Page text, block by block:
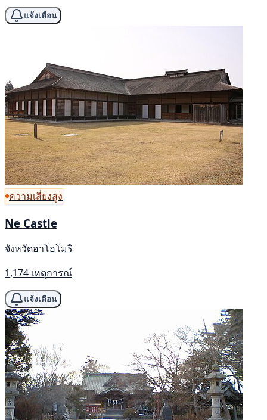
แจ้งเตือน
ความเสี่ยงสูง
Ne Castle
จังหวัดอาโอโมริ
1,174 เหตุการณ์
แจ้งเตือน